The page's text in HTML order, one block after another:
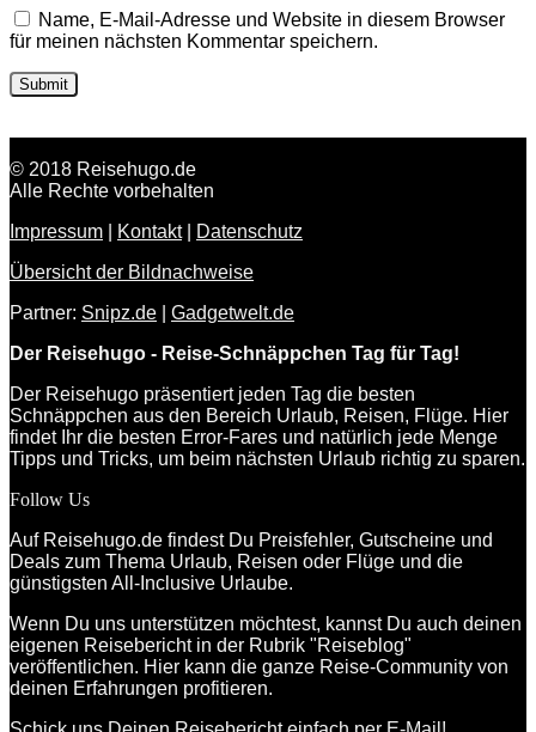
Name, E-Mail-Adresse und Website in diesem Browser
für meinen nächsten Kommentar speichern.
© 2018 Reisehugo.de
Alle Rechte vorbehalten
Impressum
Kontakt|
Datenschutz
Übersicht der Bildnachweise
Partner: Snipz.de
Gadgetwelt.de
Der Reisehugo - Reise-Schnäppchen Tag für Tag!
Der Reisehugo präsentiert jeden Tag die besten
Schnäppchen aus den Bereich Urlaub, Reisen, Flüge. Hier
findet Ihr die besten Error-Fares und natürlich jede Menge
Tipps und Tricks, um beim nächsten Urlaub richtig zu sparen.
Follow Us
Auf Reisehugo.de findest Du Preisfehler, Gutscheine und
Deals zum Thema Urlaub, Reisen oder Flüge und die
günstigsten All-Inclusive Urlaube.
Wenn Du uns unterstützen möchtest, kannst Du auch deinen
eigenen Reisebericht in der Rubrik "Reiseblog"
veröffentlichen. Hier kann die ganze Reise-Community von
deinen Erfahrungen profitieren.